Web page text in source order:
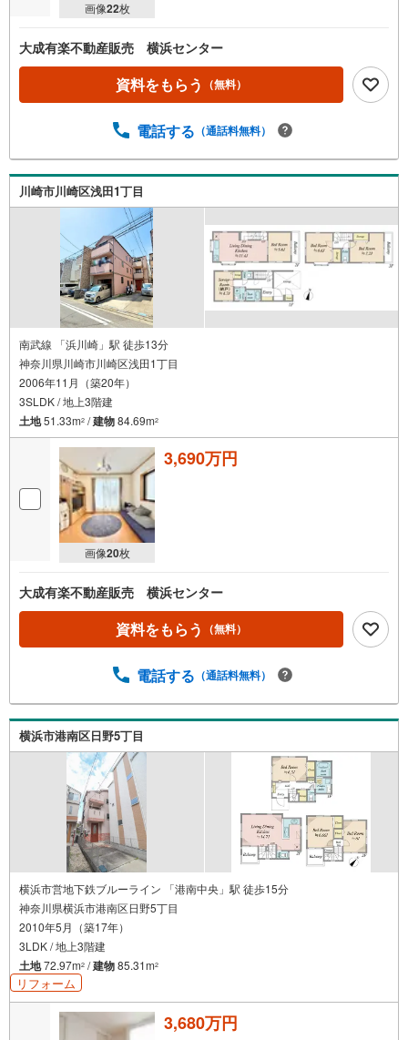
画像22枚
大成有楽不動産販売 横浜センター
資料をもらう （無料）
電話する （通話料無料）
川崎市川崎区浅田1丁目
南武線 「浜川崎」駅 徒歩13分
神奈川県川崎市川崎区浅田1丁目
2006年11月（築20年）
3SLDK / 地上3階建
土地51.33m2 /建物84.69m2
画像20枚
3,690万円
大成有楽不動産販売 横浜センター
資料をもらう （無料）
電話する （通話料無料）
横浜市港南区日野5丁目
横浜市営地下鉄ブルーライン 「港南中央」駅 徒歩15分
神奈川県横浜市港南区日野5丁目
2010年5月（築17年）
3LDK / 地上3階建
土地72.97m2 /建物85.31m2
リフォーム
3,680万円